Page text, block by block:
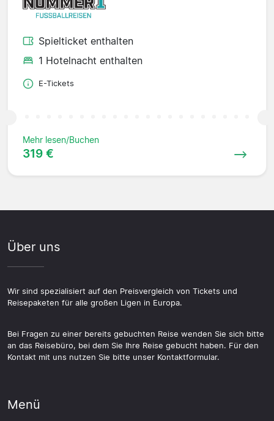
Spielticket enthalten
1 Hotelnacht enthalten
E-Tickets
Mehr lesen/Buchen
319 €
Über uns
Wir sind spezialisiert auf den Preisvergleich von Tickets und
Reisepaketen für alle großen Ligen in Europa.
Bei Fragen zu einer bereits gebuchten Reise wenden Sie sich bitte
an das Reisebüro, bei dem Sie Ihre Reise gebucht haben. Für den
Kontakt mit uns nutzen Sie bitte unser Kontaktformular.
Menü